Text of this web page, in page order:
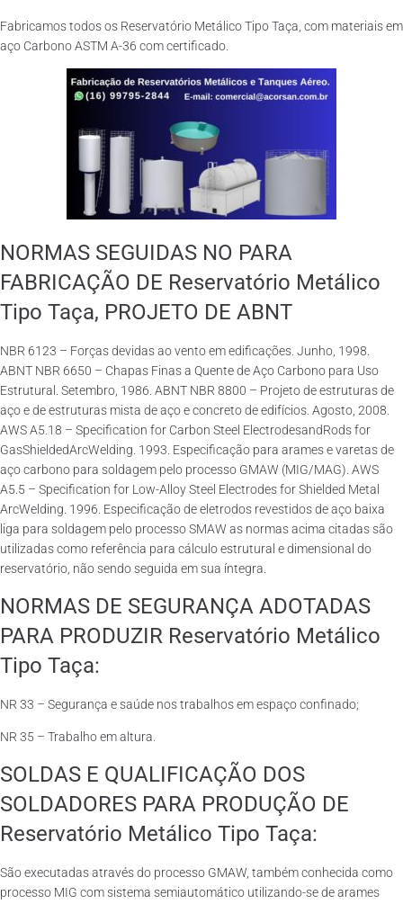
Fabricamos todos os Reservatório Metálico Tipo Taça, com materiais em
aço Carbono ASTM A-36 com certificado.
NORMAS SEGUIDAS NO PARA
FABRICAÇÃO DE Reservatório Metálico
Tipo Taça, PROJETO DE ABNT
NBR 6123 – Forças devidas ao vento em edificações. Junho, 1998.
ABNT NBR 6650 – Chapas Finas a Quente de Aço Carbono para Uso
Estrutural. Setembro, 1986. ABNT NBR 8800 – Projeto de estruturas de
aço e de estruturas mista de aço e concreto de edifícios. Agosto, 2008.
AWS A5.18 – Specification for Carbon Steel ElectrodesandRods for
GasShieldedArcWelding. 1993. Especificação para arames e varetas de
aço carbono para soldagem pelo processo GMAW (MIG/MAG). AWS
A5.5 – Specification for Low-Alloy Steel Electrodes for Shielded Metal
ArcWelding. 1996. Especificação de eletrodos revestidos de aço baixa
liga para soldagem pelo processo SMAW as normas acima citadas são
utilizadas como referência para cálculo estrutural e dimensional do
reservatório, não sendo seguida em sua íntegra.
NORMAS DE SEGURANÇA ADOTADAS
PARA PRODUZIR Reservatório Metálico
Tipo Taça:
NR 33 – Segurança e saúde nos trabalhos em espaço confinado;
NR 35 – Trabalho em altura.
SOLDAS E QUALIFICAÇÃO DOS
SOLDADORES PARA PRODUÇÃO DE
Reservatório Metálico Tipo Taça:
São executadas através do processo GMAW, também conhecida como
processo MIG com sistema semiautomático utilizando-se de arames